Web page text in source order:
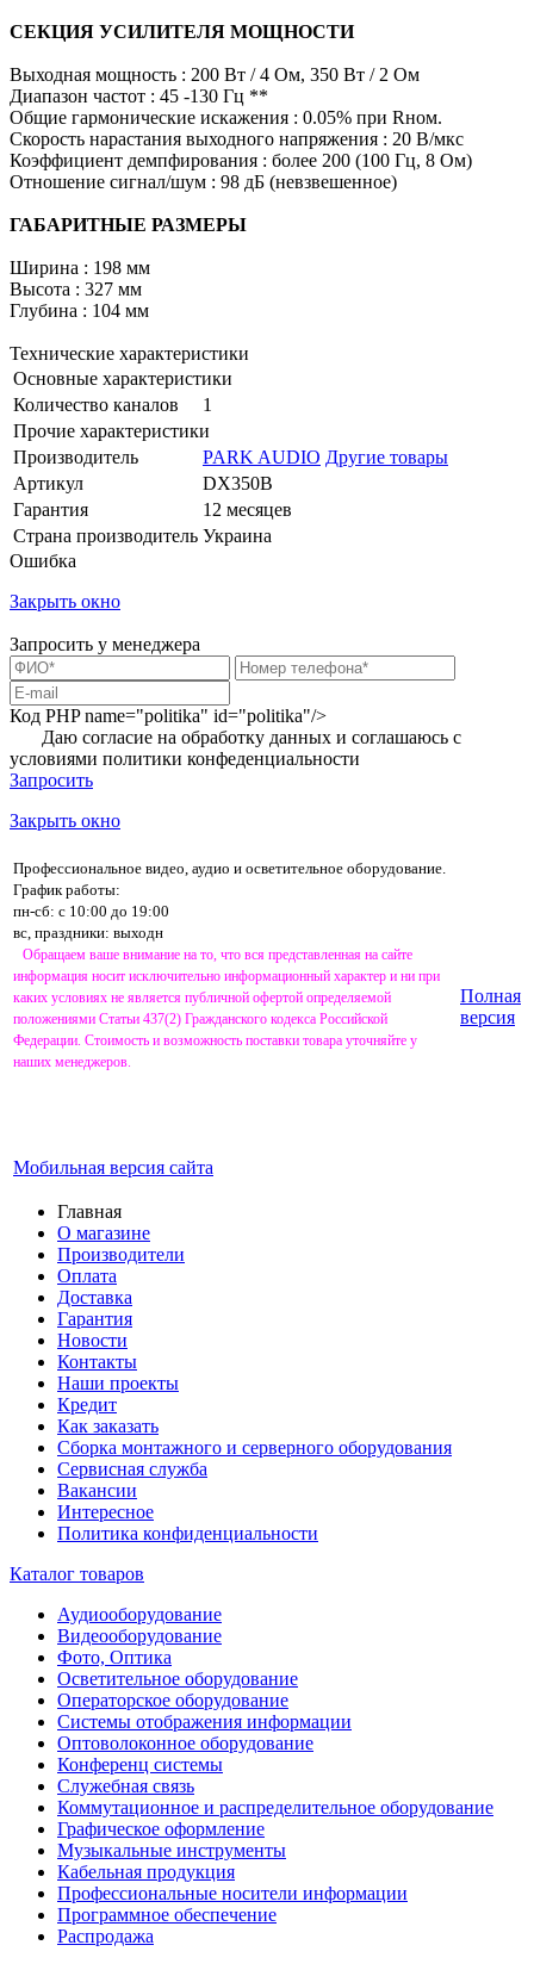
СЕКЦИЯ УСИЛИТЕЛЯ МОЩНОСТИ
Выходная мощность : 200 Вт / 4 Ом, 350 Вт / 2 Ом
Диапазон частот : 45 -130 Гц **
Общие гармонические искажения : 0.05% при Rном.
Скорость нарастания выходного напряжения : 20 В/мкс
Коэффициент демпфирования : более 200 (100 Гц, 8 Ом)
Отношение сигнал/шум : 98 дБ (невзвешенное)
ГАБАРИТНЫЕ РАЗМЕРЫ
Ширина : 198 мм
Высота : 327 мм
Глубина : 104 мм
Технические характеристики
Основные характеристики
Количество каналов
1
Прочие характеристики
Производитель
PARK AUDIO Другие товары
Артикул
DX350B
Гарантия
12 месяцев
Страна производитель Украина
Ошибка
Закрыть окно
Запросить у менеджера
Код PHPname="politika" id="politika"/>
Даю согласие на обработку данных и соглашаюсь с
условиями политики конфеденциальности
Запросить
Закрыть окно
Профессиональное видео, аудио и осветительное оборудование.
График работы:
пн-сб: с 10:00 до 19:00
вс, праздники: выходн
Обращаем ваше внимание на то, что вся представленная на сайте
информация носит исключительно информационный характер и ни при
каких условиях не является публичной офертой определяемой
положениями Статьи 437(2) Гражданского кодекса Российской
Федерации. Стоимость и возможность поставки товара уточняйте у
наших менеджеров.
Мобильная версия сайта
Полная
версия
Главная
О магазине
Производители
Оплата
Доставка
Гарантия
Новости
Контакты
Наши проекты
Кредит
Как заказать
Сборка монтажного и серверного оборудования
Сервисная служба
Вакансии
Интересное
Политика конфиденциальности
Каталог товаров
Аудиооборудование
Видеооборудование
Фото, Оптика
Осветительное оборудование
Операторское оборудование
Системы отображения информации
Оптоволоконное оборудование
Конференц системы
Служебная связь
Коммутационное и распределительное оборудование
Графическое оформление
Музыкальные инструменты
Кабельная продукция
Профессиональные носители информации
Программное обеспечение
Распродажа